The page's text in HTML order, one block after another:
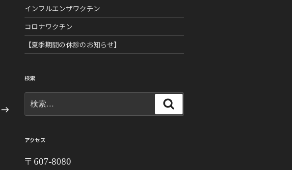
の
インフルエンザワクチン
コロナワクチン
【夏季期間の休診のお知らせ】
検索
索:
索
アクセス
〒607-8080